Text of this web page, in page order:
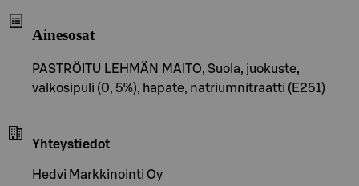
Ainesosat
PASTRÖITU LEHMÄN MAITO, Suola, juokuste,
valkosipuli (0, 5%), hapate, natriumnitraatti (E251)
Yhteystiedot
Hedvi Markkinointi Oy